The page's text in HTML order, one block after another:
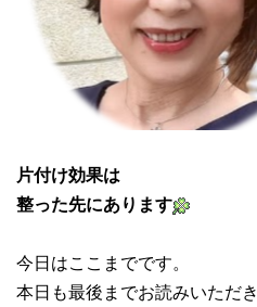
片付け効果は
整った先にあります
今日はここまでです。
本日も最後までお読みいただき